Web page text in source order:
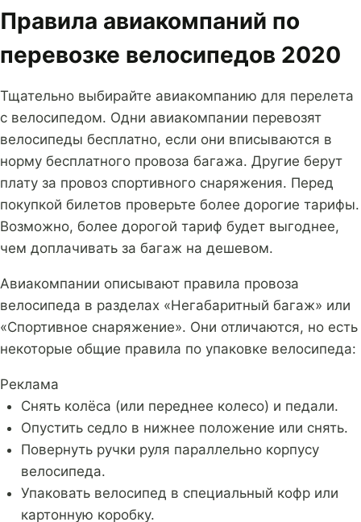
Правила авиакомпаний по
перевозке велосипедов 2020
Тщательно выбирайте авиакомпанию для перелета
с велосипедом. Одни авиакомпании перевозят
велосипеды бесплатно, если они вписываются в
норму бесплатного провоза багажа. Другие берут
плату за провоз спортивного снаряжения. Перед
покупкой билетов проверьте более дорогие тарифы.
Возможно, более дорогой тариф будет выгоднее,
чем доплачивать за багаж на дешевом.
Авиакомпании описывают правила провоза
велосипеда в разделах «Негабаритный багаж» или
«Спортивное снаряжение». Они отличаются, но есть
некоторые общие правила по упаковке велосипеда:
Реклама
Снять колёса (или переднее колесо) и педали.
Опустить седло в нижнее положение или снять.
Повернуть ручки руля параллельно корпусу
велосипеда.
Упаковать велосипед в специальный кофр или
картонную коробку.